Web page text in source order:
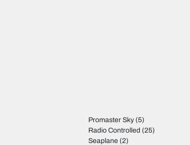
Promaster Sky (5)
Radio Controlled (25)
Seaplane (2)